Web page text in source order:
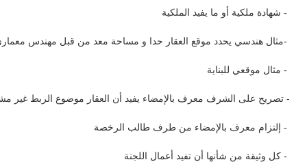
- شهادة ملكية أو ما يفيد الملكية
-مثال هندسي يحدد موقع العقار حدا و مساحة معد من قبل مهندس
- مثال موقعي للبناية
- تصريح على الشرف معرف بالإمضاء يفيد أن العقار موضوع الربط غير
- إلتزام معرف بالإمضاء من طرف طالب الرخصة
- كل وثيقة من شأنها أن تفيد أعمال اللجنة